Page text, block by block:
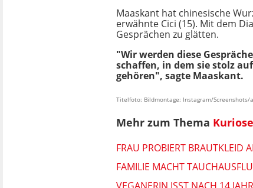
Maaskant hat chinesische
erwähnte Cici (15). Mit dem
Gesprächen zu glätten.
"Wir werden diese
schaffen, in dem sie stolz
gehören", sagte Maaskant.
Titelfoto: Bildmontage: Instagram/Screenshots/
Mehr zum Thema
FRAU PROBIERT BRAUTKLEID
FAMILIE MACHT
VEGANERIN ISST NACH 14